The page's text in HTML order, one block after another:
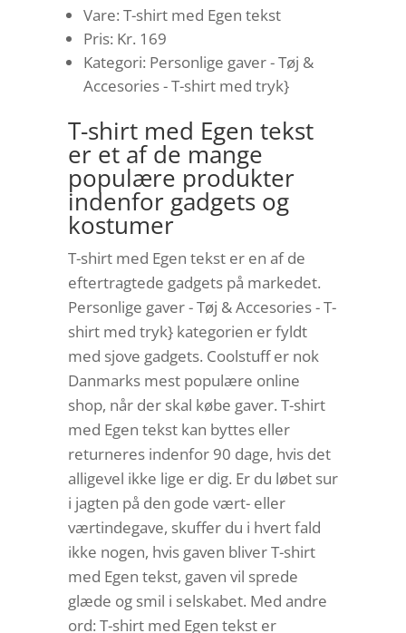
Vare: T-shirt med Egen tekst
Pris: Kr. 169
Kategori: Personlige gaver - Tøj &
Accesories - T-shirt med tryk}
T-shirt med Egen tekst
er et af de mange
populære produkter
indenfor gadgets og
kostumer
T-shirt med Egen tekst er en af de
eftertragtede gadgets på markedet.
Personlige gaver - Tøj & Accesories - T-
shirt med tryk} kategorien er fyldt
med sjove gadgets. Coolstuff er nok
Danmarks mest populære online
shop, når der skal købe gaver. T-shirt
med Egen tekst kan byttes eller
returneres indenfor 90 dage, hvis det
alligevel ikke lige er dig. Er du løbet sur
i jagten på den gode vært- eller
værtindegave, skuffer du i hvert fald
ikke nogen, hvis gaven bliver T-shirt
med Egen tekst, gaven vil sprede
glæde og smil i selskabet. Med andre
ord: T-shirt med Egen tekst er